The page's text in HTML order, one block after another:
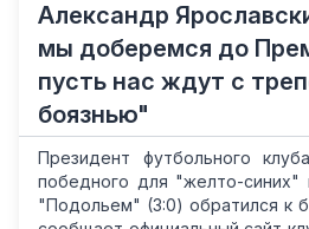
Александр
мы доберемся до
пусть нас ждут с
боязнью"
Президент футбольного
победного для "желто-синих"
"Подольем" (3:0) обратился к